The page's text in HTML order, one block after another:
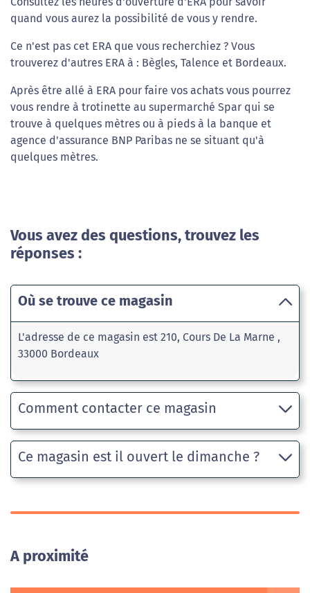
quand vous aurez la possibilité de vous y rendre.
Ce n'est pas cet ERA que vous recherchiez ? Vous
trouverez d'autres ERA à : Bègles, Talence et Bordeaux.
Après être allé à ERA pour faire vos achats vous pourrez
vous rendre à trotinette au supermarché Spar qui se
trouve à quelques mètres ou à pieds à la banque et
agence d'assurance BNP Paribas ne se situant qu'à
quelques mètres.
Vous avez des questions, trouvez les
réponses :
Où se trouve ce magasin
L'adresse de ce magasin est 210, Cours De La Marne ,
33000 Bordeaux
Comment contacter ce magasin
Ce magasin est il ouvert le dimanche ?
A proximité